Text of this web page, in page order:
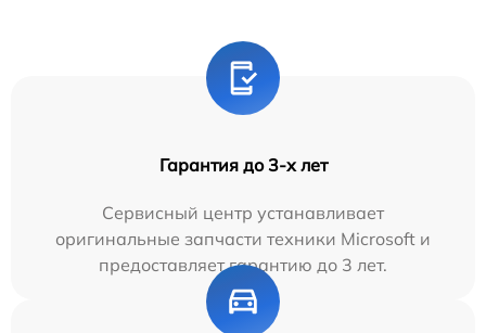
Гарантия до 3-х лет
Сервисный центр устанавливает
оригинальные запчасти техники Microsoft и
предоставляет гарантию до 3 лет.